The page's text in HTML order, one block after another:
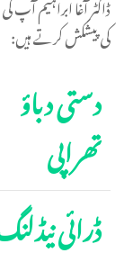
کی پیشکش کرتے ہیں:
دستی دباؤ
تھراپی
ڈرائی